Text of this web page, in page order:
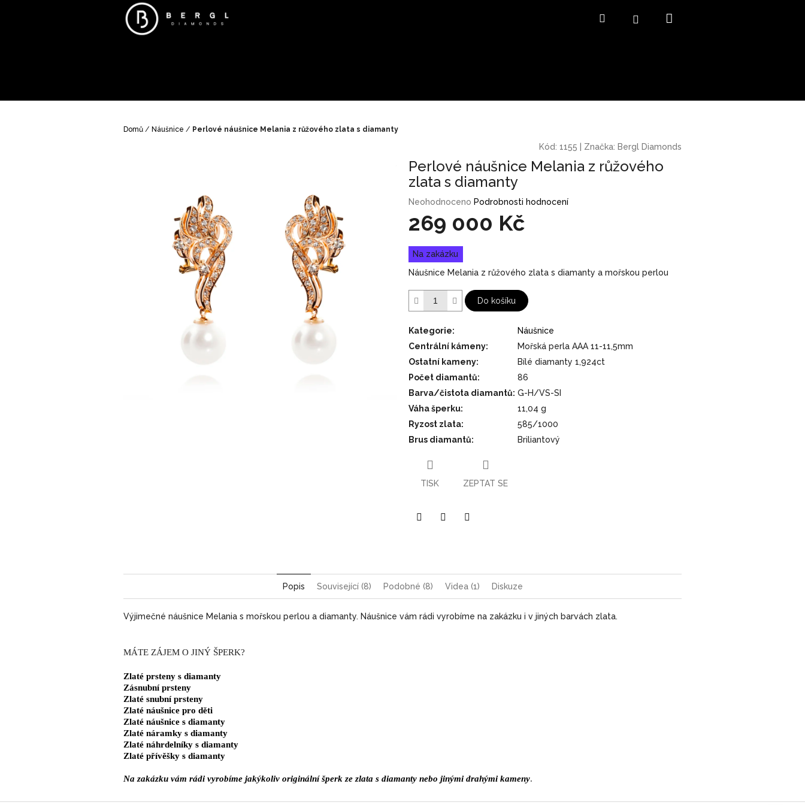
HledatPřihlášení
Domů / Náušnice / Perlové náušnice Melania z růžového zlata s diamanty
Kód: 1155 Značka: Bergl Diamonds
Perlové náušnice Melania z růžového
zlata s diamanty
Průměrné
hodnocení
produktu
0,0
z
5
Neohodnoceno Podrobnosti hodnocení
269 000 Kč
Měrná
cena:
Na zakázku
Náušnice Melania z růžového zlata s diamanty a mořskou perlou
Do košíku
Kategorie:
Náušnice
Centrální kámeny:
Mořská perla AAA 11-11,5mm
Ostatní kameny:
Bílé diamanty 1,924ct
Počet diamantů:
86
Barva/čistota diamantů: G-H/VS-SI
Váha šperku:
11,04 g
Ryzost zlata:
585/1000
Brus diamantů: Briliantový
TISK ZEPTAT SE
Popis Související (8) Podobné (8) Videa (1) Diskuze
Výjimečné náušnice Melania s mořskou perlou a diamanty. Náušnice vám rádi vyrobíme na zakázku i v jiných barvách zlata.
MÁTE ZÁJEM O JINÝ ŠPERK?
Zlaté prsteny s diamanty
Zásnubní prsteny
Zlaté snubní prsteny
Zlaté náušnice pro děti
Zlaté náušnice s diamanty
Zlaté náramky s diamanty
Zlaté náhrdelníky s diamanty
Zlaté přívěšky s diamanty
Na zakázku vám rádi vyrobíme jakýkoliv originální šperk ze zlata s diamanty nebo jinými drahými kameny.